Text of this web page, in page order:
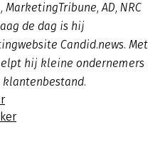
AD, NRC
de dag is hij
Candid.news. Met
hij kleine ondernemers